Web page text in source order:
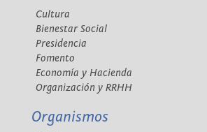
Cultura
Bienestar Social
Presidencia
Fomento
Economía y Hacienda
Organización y RRHH
Organismos